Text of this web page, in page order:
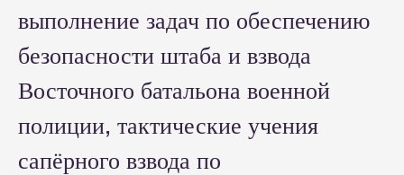
выполнение задач по обеспечению
безопасности штаба и взвода
Восточного батальона военной
полиции, тактические учения
сапёрного взвода по